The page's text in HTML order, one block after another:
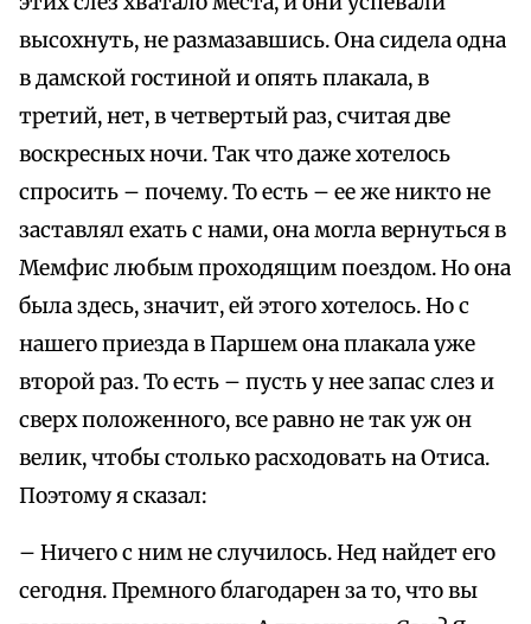
высохнуть, не размазавшись. Она сидела одна
в дамской гостиной и опять плакала, в
третий, нет, в четвертый раз, считая две
воскресных ночи. Так что даже хотелось
спросить – почему. То есть – ее же никто не
заставлял ехать с нами, она могла вернуться в
Мемфис любым проходящим поездом. Но она
была здесь, значит, ей этого хотелось. Но с
нашего приезда в Паршем она плакала уже
второй раз. То есть – пусть у нее запас слез и
сверх положенного, все равно не так уж он
велик, чтобы столько расходовать на Отиса.
Поэтому я сказал:
– Ничего с ним не случилось. Нед найдет его
сегодня. Премного благодарен за то, что вы